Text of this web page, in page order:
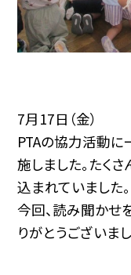
7月17日（金）
PTAの協力活動
施しました。たく
込まれていました。
今回、読み聞かせ
りがとうございまし